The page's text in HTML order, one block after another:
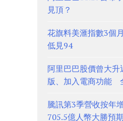
見頂？
花旗料美滙指數3個
低見94
阿里巴巴股價曾大
版、加入電商功能
騰訊第3季營收按年
705.5億人幣大勝預期